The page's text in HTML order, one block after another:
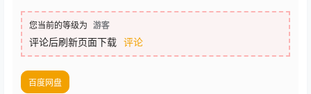
您当前的等级为 游客
评论后刷新页面下载 评论
百度网盘